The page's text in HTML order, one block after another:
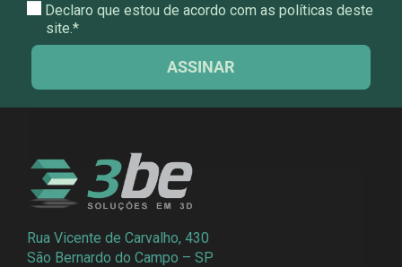
Declaro que estou de acordo com as políticas deste
site.*
ASSINAR
Rua Vicente de Carvalho, 430
São Bernardo do Campo – SP